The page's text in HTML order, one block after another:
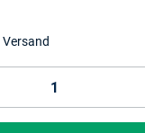
Versand